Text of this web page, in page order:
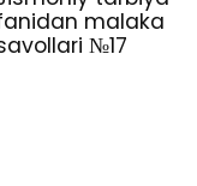
malaka
№17